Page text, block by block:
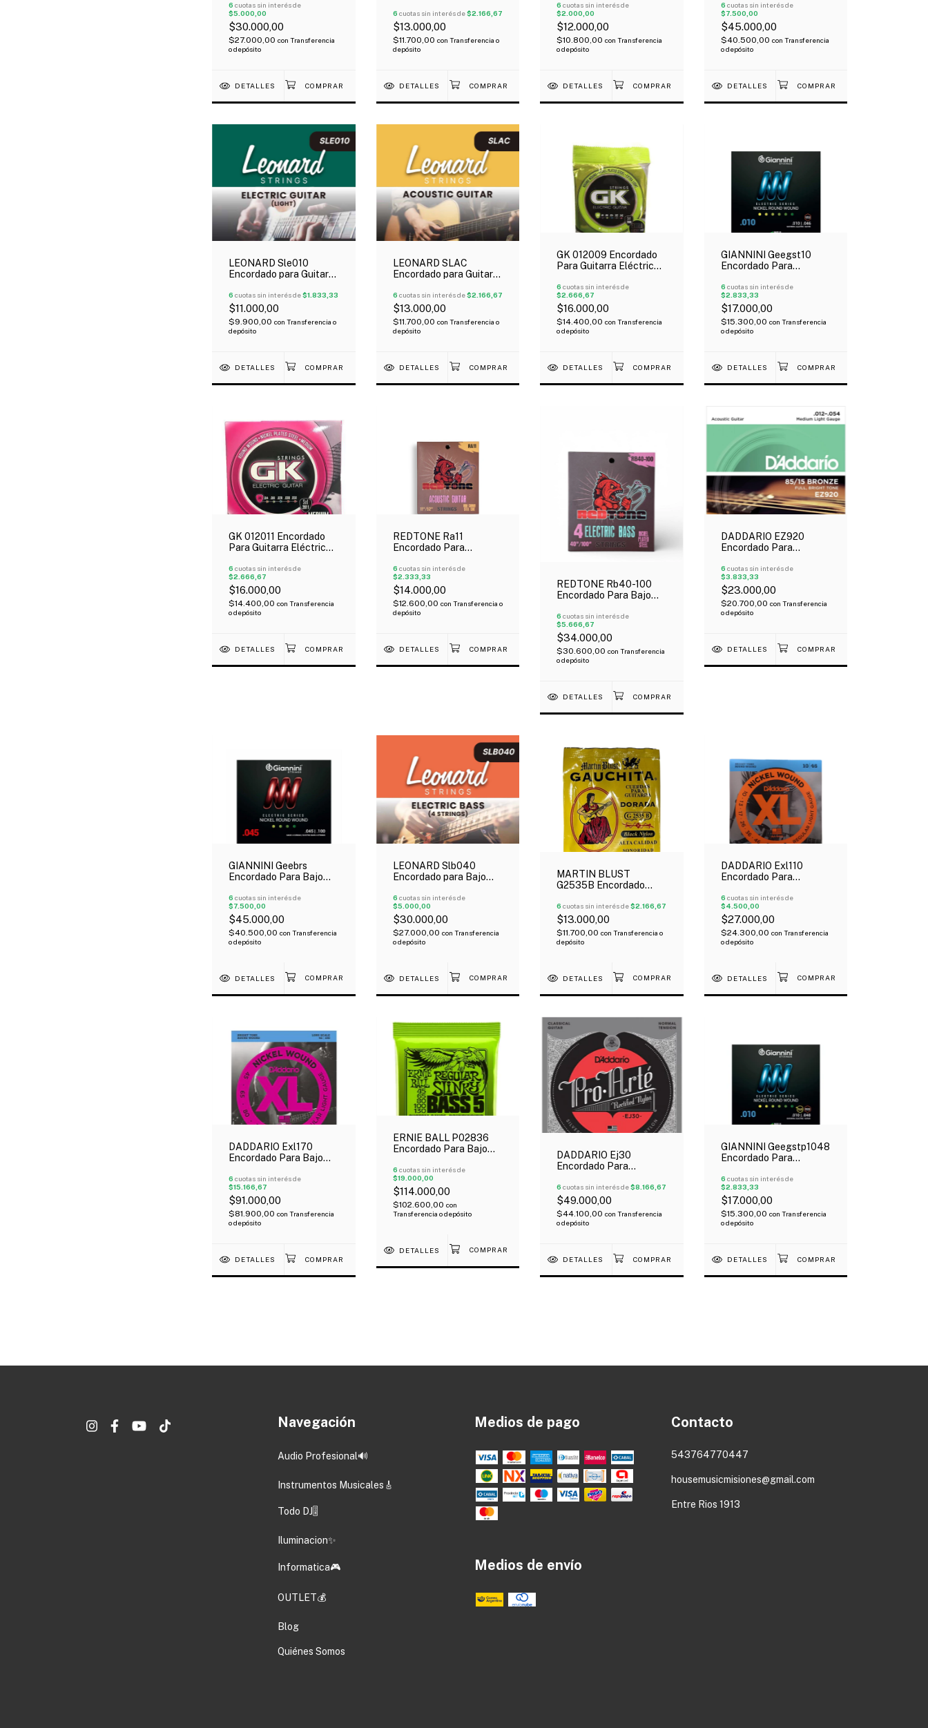
Regular Slinky 010-046
6 cuotas sin interés de
$5.000,00
$30.000,00
$27.000,00 con Transferencia
o depósito
DETALLES
Medium
6 cuotas sin interés de$2.166,67
$13.000,00
$11.700,00 con Transferencia o
depósito
DETALLES
Normal
6 cuotas sin interés de
$2.000,00
$12.000,00
$10.800,00 con Transferencia
o depósito
DETALLES
045-105 Medium
6 cuotas sin interés de
$7.500,00
$45.000,00
$40.500,00 con Transferencia
o depósito
DETALLES
LEONARD Sle010
Encordado para Guitarra
010-46
6 cuotas sin interés de$1.833,33
$11.000,00
$9.900,00 con Transferencia o
depósito
DETALLES
LEONARD SLAC
Encordado para Guitarra
Bronce 010-48
6 cuotas sin interés de$2.166,67
$13.000,00
$11.700,00 con Transferencia o
depósito
DETALLES
GK 012009 Encordado
Para Guitarra Eléctrica
6 cuotas sin interés de
$2.666,67
$16.000,00
$14.400,00 con Transferencia
o depósito
DETALLES
GIANNINI Geegst10
Encordado Para
6 cuotas sin interés de
$2.833,33
$17.000,00
$15.300,00 con Transferencia
o depósito
DETALLES
GK 012011 Encordado
Para Guitarra Eléctrica
6 cuotas sin interés de
$2.666,67
$16.000,00
$14.400,00 con Transferencia
o depósito
DETALLES
REDTONE Ra11
Encordado Para
052
6 cuotas sin interés de
$2.333,33
$14.000,00
$12.600,00 con Transferencia o
depósito
DETALLES
REDTONE Rb40-100
Encordado Para Bajo
040-100
6 cuotas sin interés de
$5.666,67
$34.000,00
$30.600,00 con Transferencia
o depósito
DETALLES
DADDARIO EZ920
Encordado Para
054 Bronce 85/15
6 cuotas sin interés de
$3.833,33
$23.000,00
$20.700,00 con Transferencia
o depósito
DETALLES
GIANNINI Geebrs
Encordado Para Bajo
045-0100
6 cuotas sin interés de
$7.500,00
$45.000,00
$40.500,00 con Transferencia
o depósito
DETALLES
LEONARD Slb040
Encordado para Bajo
Nickel Plated 040/095
6 cuotas sin interés de
$5.000,00
$30.000,00
$27.000,00 con Transferencia
o depósito
DETALLES
MARTIN BLUST
G2535B Encordado
Black Gauchita Tensión
Media
6 cuotas sin interés de$2.166,67
$13.000,00
$11.700,00 con Transferencia o
depósito
DETALLES
DADDARIO Exl110
Encordado Para
Entorchado 010-46
6 cuotas sin interés de
$4.500,00
$27.000,00
$24.300,00 con Transferencia
o depósito
DETALLES
DADDARIO Exl170
Encordado Para Bajo
Regular Light Niquel
045-100
6 cuotas sin interés de
$15.166,67
$91.000,00
$81.900,00 con Transferencia
o depósito
DETALLES
ERNIE BALL P02836
Encordado Para Bajo
Slinky Nickel Wound 45-
130
6 cuotas sin interés de
$19.000,00
$114.000,00
$102.600,00 con
Transferencia o depósito
DETALLES
DADDARIO Ej30
Encordado Para
Arte Tensión Normal
Nylon Entorchado
6 cuotas sin interés de$8.166,67
$49.000,00
$44.100,00 con Transferencia
o depósito
DETALLES
GIANNINI Geegstp1048
Encordado Para
Híbrida 010-048
6 cuotas sin interés de
$2.833,33
$17.000,00
$15.300,00 con Transferencia
o depósito
DETALLES
Navegación
Audio Profesional🔊
Instrumentos Musicales🎸
Todo DJ🎚️
Iluminacion✨
Informatica🎮
OUTLET💰
Blog
Quiénes Somos
Medios de pago
Medios de envío
Contacto
543764770447
housemusicmisiones@gmail.com
Entre Rios 1913